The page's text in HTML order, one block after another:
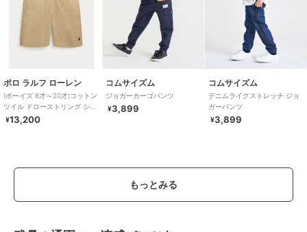
ポロ ラルフ ローレン
(ボーイズ 8才～20才)コットン
ツイル ドローストリング ショ
ートパンツ
¥13,200
コムサイズム
ジョガーカーゴパンツ
¥3,899
コムサイズム
デニムライクストレッチ ジョ
ガーパンツ
¥3,899
もっとみる